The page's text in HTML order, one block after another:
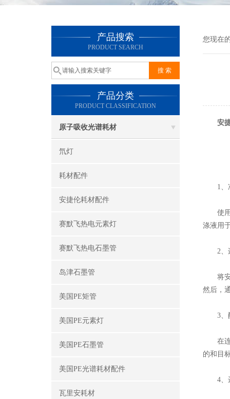
产品搜索
PRODUCT SEARCH
产品分类
PRODUCT CLASSIFICATION
原子吸收光谱耗材
氘灯
耗材配件
安捷伦耗材配件
赛默飞热电元素灯
赛默飞热电石墨管
岛津石墨管
美国PE矩管
美国PE元素灯
美国PE石墨管
美国PE光谱耗材配件
瓦里安耗材
您现在
安
1、
使用
涤液用
2、
将安
然后，
3、
在连
的和目
4、